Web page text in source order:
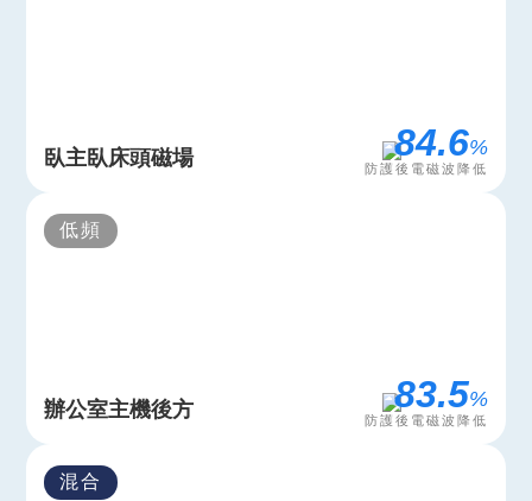
臥主臥床頭磁場 97.9%
防護後電磁波降低
低頻
辦公室主機後方 97.5%
防護後電磁波降低
混合